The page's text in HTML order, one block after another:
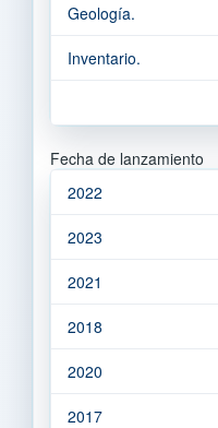
Geología.
Inventario.
Fecha de lanzamiento
2022
2023
2021
2018
2020
2017